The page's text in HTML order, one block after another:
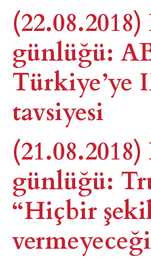
günlüğü:
Türkiye’ye
tavsiyesi
günlüğü:
“Hiçbir